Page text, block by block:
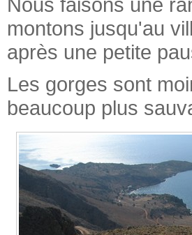
montons jusqu'au
après une petite
Les gorges sont
beaucoup plus